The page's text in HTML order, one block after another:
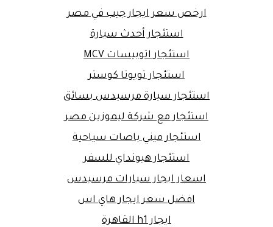
ارخص سعر ايجار جيب في مصر
استئجار أحدث سيارة
استئجار اتوبيسات MCV
استئجار تويوتا كوستر
استئجار سيارة مرسيدس بسائق
استئجار مع شركة ليموزين مصر
استئجار ميني باصات سياحية
استئجار هيونداي للسفر
اسعار ايجار سيارات مرسيدس
افضل سعر ايجار هاي اس
ايجار h1 القاهرة